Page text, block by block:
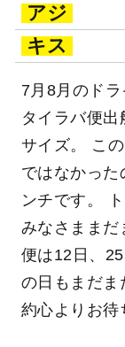
アジ
キス
7月8月のド
タイラバ便
サイズ。 こ
ではなかった
ンチです。
みなさままだ
便は12日、
の日もまだま
約心よりお待